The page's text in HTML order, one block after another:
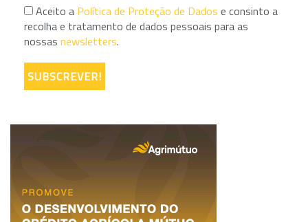
Aceito a Política de Proteção de Dados e consinto a
recolha e tratamento de dados pessoais para as
nossas newsletters.